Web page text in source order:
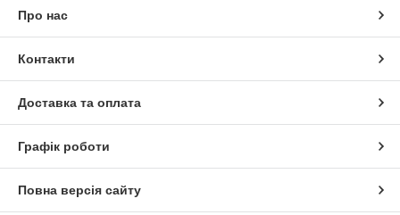
Про нас
Контакти
Доставка та оплата
Графік роботи
Повна версія сайту